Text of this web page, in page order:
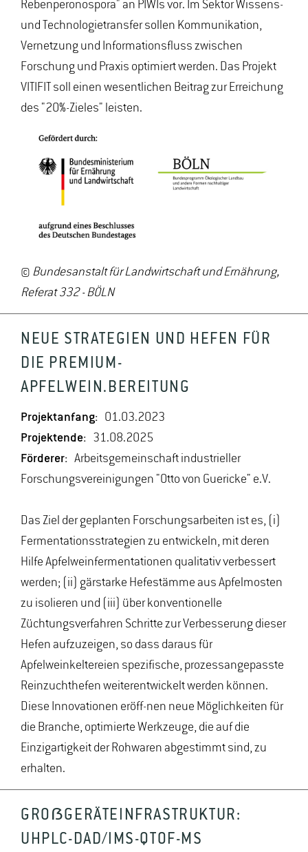
Rebenperonospora" an PIWIs vor. Im Sektor Wissens-
und Technologietransfer sollen Kommunikation,
Vernetzung und Informationsfluss zwischen
Forschung und Praxis optimiert werden. Das Projekt
VITIFIT soll einen wesentlichen Beitrag zur Erreichung
des "20%-Zieles" leisten.
© Bundesanstalt für Landwirtschaft und Ernährung,
Referat 332 - BÖLN
NEUE STRATEGIEN UND HEFEN FÜR
DIE PREMIUM-
APFELWEIN.BEREITUNG
Projektanfang: 01.03.2023
Projektende: 31.08.2025
Förderer: Arbeitsgemeinschaft industrieller
Forschungsvereinigungen "Otto von Guericke" e.V.
Das Ziel der geplanten Forschungsarbeiten ist es, (i)
Fermentationsstrategien zu entwickeln, mit deren
Hilfe Apfelweinfermentationen qualitativ verbessert
werden; (ii) gärstarke Hefestämme aus Apfelmosten
zu isolieren und (iii) über konventionelle
Züchtungsverfahren Schritte zur Verbesserung dieser
Hefen aufzuzeigen, so dass daraus für
Apfelweinkeltereien spezifische, prozessangepasste
Reinzuchthefen weiterentwickelt werden können.
Diese Innovationen eröff-nen neue Möglichkeiten für
die Branche, optimierte Werkzeuge, die auf die
Einzigartigkeit der Rohwaren abgestimmt sind, zu
erhalten.
GROẞGERÄTEINFRASTRUKTUR:
UHPLC-DAD/IMS-QTOF-MS